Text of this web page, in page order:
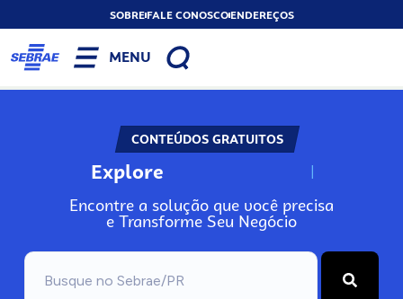
SOBREFALE CONOSCOENDEREÇOS
MENU
CONTEÚDOS GRATUITOS
Explore N
Encontre a solução que você precisa
e Transforme Seu Negócio